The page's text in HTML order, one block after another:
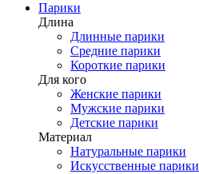
Парики
Длина
Длинные парики
Средние парики
Короткие парики
Для кого
Женские парики
Мужские парики
Детские парики
Материал
Натуральные парики
Искусственные парики